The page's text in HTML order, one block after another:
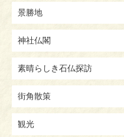
景勝地
神社仏閣
素晴らしき石仏探訪
街角散策
観光